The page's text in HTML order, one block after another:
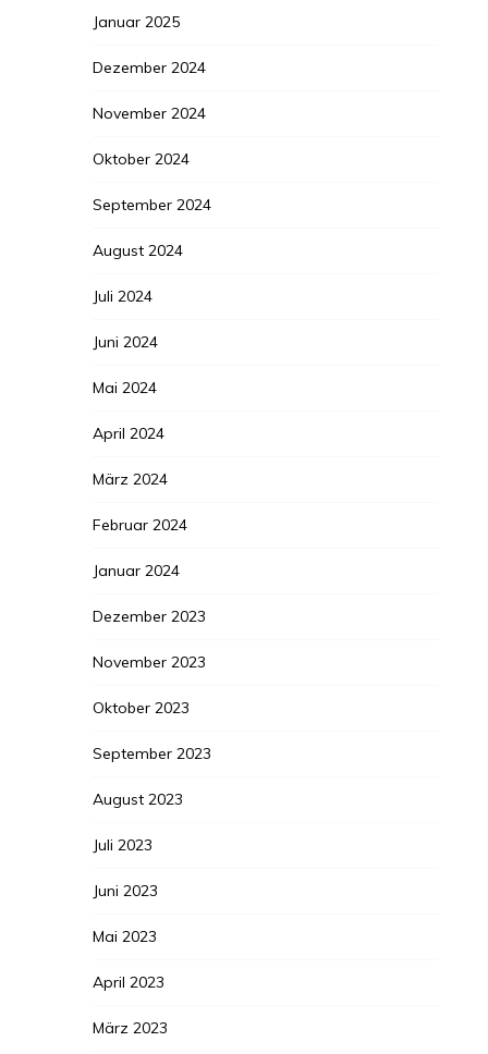
Januar 2025
Dezember 2024
November 2024
Oktober 2024
September 2024
August 2024
Juli 2024
Juni 2024
Mai 2024
April 2024
März 2024
Februar 2024
Januar 2024
Dezember 2023
November 2023
Oktober 2023
September 2023
August 2023
Juli 2023
Juni 2023
Mai 2023
April 2023
März 2023